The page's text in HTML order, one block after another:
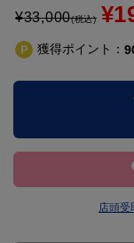
¥33,000(税込)
獲得ポイント：
店頭受